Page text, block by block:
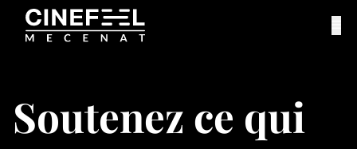
Soutenez ce qui